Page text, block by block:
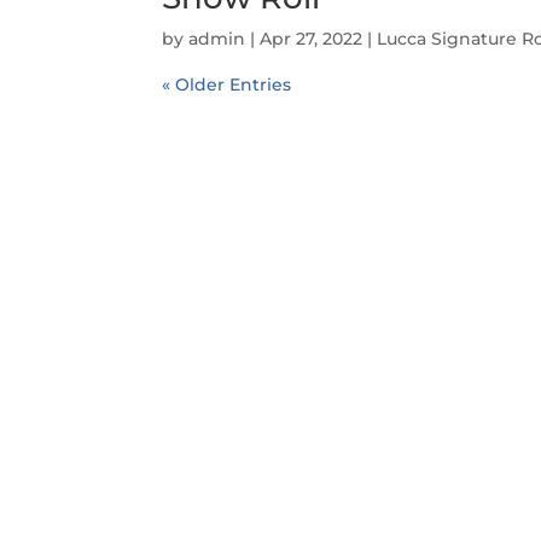
byadmin |Apr 27, 2022 | Lucca Signature
« Older Entries